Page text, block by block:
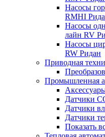
Насосы
RMHI
Насосы
лайн RV
Насосы
RW Ридан
Приводная
Промышленная
Датчики
Датчики
Датчики
Показать